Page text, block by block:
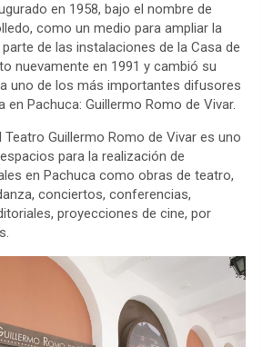
en 1958, bajo el nombre de
como un medio para ampliar la
de las instalaciones de la Casa de
nuevamente en 1991 y cambió su
uno de los más importantes difusores
en Pachuca: Guillermo Romo de Vivar.
Teatro Guillermo Romo de Vivar es uno
para la realización de
en Pachuca como obras de teatro,
conciertos, conferencias,
proyecciones de cine, por